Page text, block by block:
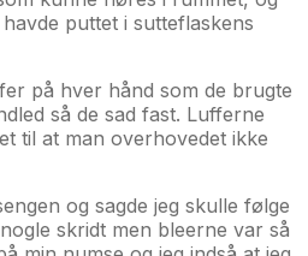
puttet i sutteflaskens
på hver hånd som de brugte
så de sad fast. Lufferne
til at man overhovedet ikke
og sagde jeg skulle følge
skridt men bleerne var så